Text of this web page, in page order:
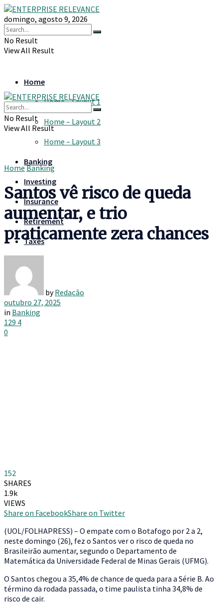
domingo, agosto 9, 2026
No Result
View All Result
Home
Home – Layout 1
Home – Layout 2
Home – Layout 3
Banking
Investing
Insurance
Retirement
Taxes
No Result
View All Result
HomeBanking
Santos vê risco de queda
aumentar, e trio
praticamente zera chances
by Redação
outubro 27, 2025
in Banking
129 4
0
152
SHARES
1.9k
VIEWS
Share on FacebookShare on Twitter
(UOL/FOLHAPRESS) – O empate com o Botafogo por 2 a 2,
neste domingo (26), fez o Santos ver o risco de queda no
Brasileirão aumentar, segundo o Departamento de
Matemática da Universidade Federal de Minas Gerais (UFMG).
O Santos chegou a 35,4% de chance de queda para a Série B. Ao
término da rodada passada, o time paulista tinha 34,8% de
risco de cair.